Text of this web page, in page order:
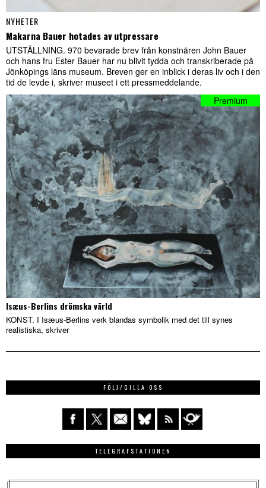
NYHETER
Makarna Bauer hotades av utpressare
UTSTÄLLNING. 970 bevarade brev från konstnären John Bauer
och hans fru Ester Bauer har nu blivit tydda och transkriberade på
Jönköpings läns museum. Breven ger en inblick i deras liv och i den
tid de levde i, skriver museet i ett pressmeddelande.
Isæus-Berlins drömska värld
KONST. I Isæus-Berlins verk blandas symbolik med det till synes
realistiska, skriver
FÖLJ/GILLA OSS
TELEGRAFSTATIONEN